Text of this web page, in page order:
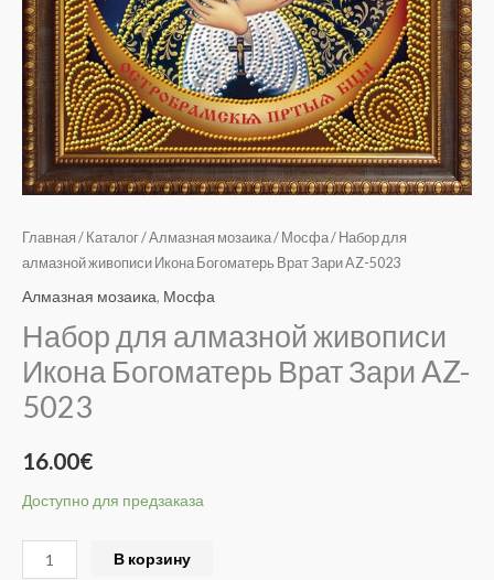
Главная / Каталог/Алмазная мозаика/ Мосфа/ Набор для
алмазной живописи Икона Богоматерь Врат Зари AZ-5023
Алмазная мозаика, Мосфа
Набор для алмазной живописи
Икона Богоматерь Врат Зари AZ-
5023
16.00€
Доступно для предзаказа
В корзину